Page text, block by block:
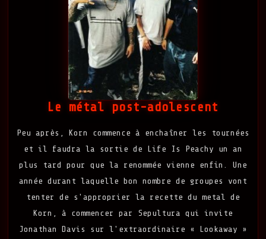
Le métal post-adolescent
Peu après, Korn commence à enchaîner les tournées
et il faudra la sortie de Life Is Peachy un an
plus tard pour que la renommée vienne enfin. Une
année durant laquelle bon nombre de groupes vont
tenter de s'approprier la recette du metal de
Korn, à commencer par Sepultura qui invite
Jonathan Davis sur l'extraordinaire « Lookaway »